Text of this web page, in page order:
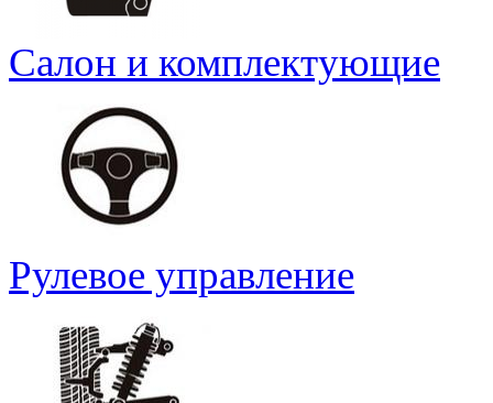
Салон и комплектующие
Рулевое управление